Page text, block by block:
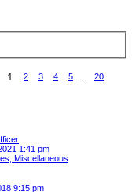
h
1 2 3 4 5 20
1:41 pm
Miscellaneous
9:15 pm